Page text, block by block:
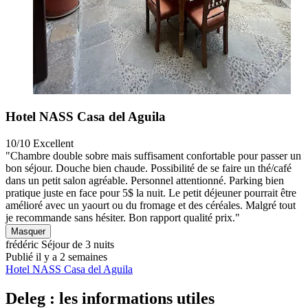
Hotel NASS Casa del Aguila
10/10 Excellent
"Chambre double sobre mais suffisament confortable pour passer un
bon séjour. Douche bien chaude. Possibilité de se faire un thé/café
dans un petit salon agréable. Personnel attentionné. Parking bien
pratique juste en face pour 5$ la nuit. Le petit déjeuner pourrait être
amélioré avec un yaourt ou du fromage et des céréales. Malgré tout
je recommande sans hésiter. Bon rapport qualité prix."
Masquer
frédéric Séjour de 3 nuits
Publié il y a 2 semaines
Hotel NASS Casa del Aguila
Deleg : les informations utiles